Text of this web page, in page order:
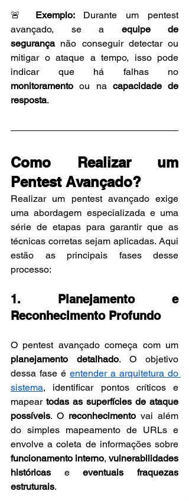
🚨 Exemplo: Durante um pentest
avançado, se a equipe de
segurança não conseguir detectar ou
mitigar o ataque a tempo, isso pode
monitoramento ou na capacidade de
resposta.
Como Realizar um
Pentest Avançado?
Realizar um pentest avançado exige
uma abordagem especializada e uma
série de etapas para garantir que as
técnicas corretas sejam aplicadas. Aqui
estão as principais fases desse
processo:
1. Planejamento e
Reconhecimento Profundo
planejamento detalhado. O objetivo
dessa fase é entender a arquitetura do
sistema, identificar pontos críticos e
mapear todas as superfícies de ataque
possíveis. O reconhecimento vai além
do simples mapeamento de URLs e
funcionamento interno, vulnerabilidades
históricas e eventuais fraquezas
estruturais.